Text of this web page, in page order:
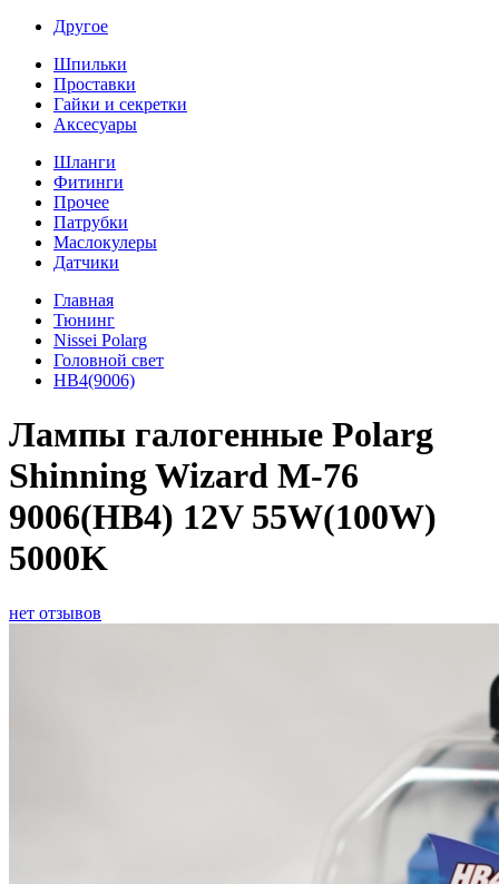
Другое
Шпильки
Проставки
Гайки и секретки
Аксесуары
Шланги
Фитинги
Прочее
Патрубки
Маслокулеры
Датчики
Главная
Тюнинг
Nissei Polarg
Головной свет
HB4(9006)
Лампы галогенные Polarg
Shinning Wizard M-76
9006(HB4) 12V 55W(100W)
5000K
нет отзывов